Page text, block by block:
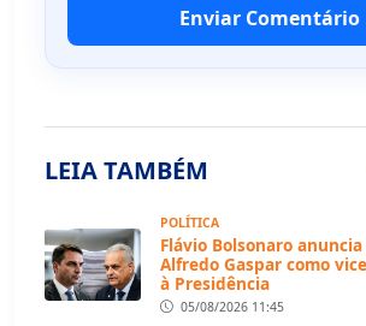
Enviar Comentário
LEIA TAMBÉM
POLÍTICA
Flávio Bolsonaro
Alfredo Gaspar como
à Presidência
05/08/2026 11:45